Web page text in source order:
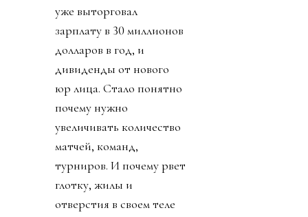
уже выторговал
зарплату в 30 миллионов
долларов в год, и
дивиденды от нового
юр лица. Стало понятно
почему нужно
увеличивать количество
матчей, команд,
турниров. И почему рвет
глотку, жилы и
отверстия в своем теле